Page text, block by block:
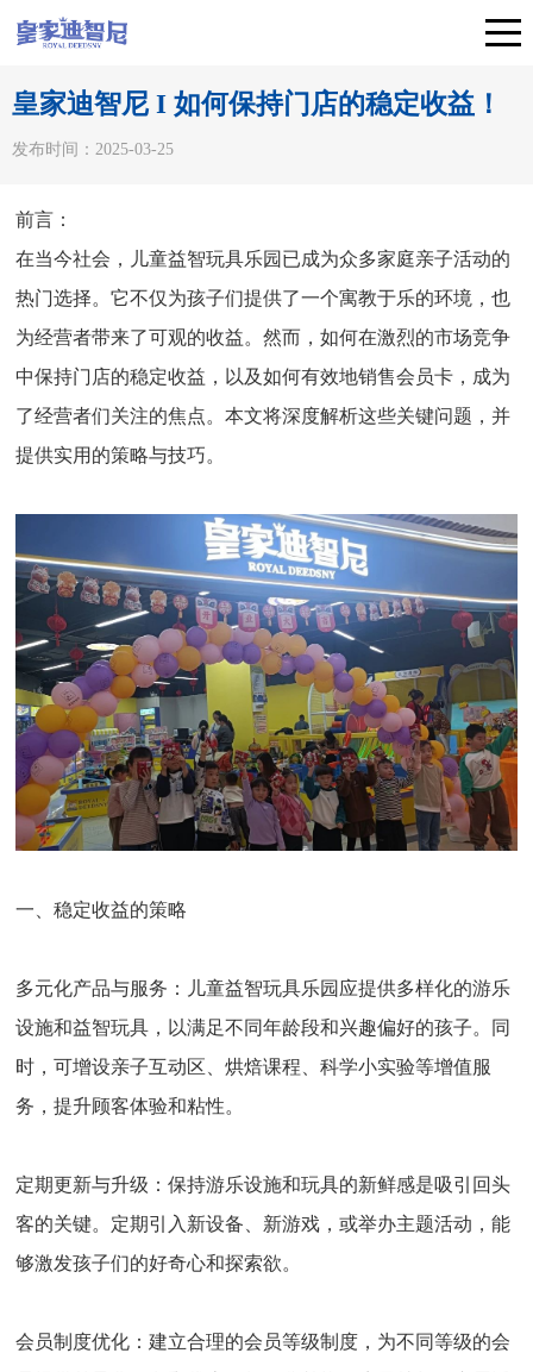
皇家迪智尼 I 如何保持门店的稳定收益！
发布时间：2025-03-25
前言：
在当今社会，儿童益智玩具乐园已成为众多家庭亲子活动的
热门选择。它不仅为孩子们提供了一个寓教于乐的环境，也
为经营者带来了可观的收益。然而，如何在激烈的市场竞争
中保持门店的稳定收益，以及如何有效地销售会员卡，成为
了经营者们关注的焦点。本文将深度解析这些关键问题，并
提供实用的策略与技巧。
一、稳定收益的策略
多元化产品与服务：
儿童益智玩具乐园应提供多样化的游乐
设施和益智玩具，以满足不同年龄段和兴趣偏好的孩子。同
时，可增设亲子互动区、烘焙课程、科学小实验等增值服
务，提升顾客体验和粘性。
定期更新与升级：保持游乐设施和玩具的新鲜感是吸引回头
客的关键。定期引入新设备、新游戏，或举办主题活动，能
够激发孩子们的好奇心和探索欲。
会员制度优化：建立合理的会员等级制度，为不同等级的会